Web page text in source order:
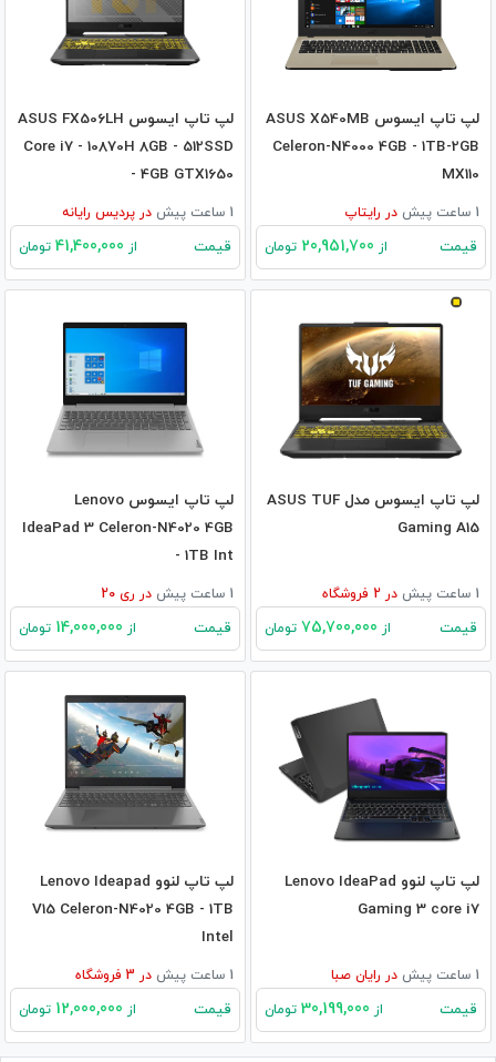
لپ تاپ ایسوس ASUS X540MB
Celeron-N4000 4GB - 1TB-2GB
MX110
1 ساعت پیش در رایتاپ
قیمت از تومان
لپ تاپ ایسوس ASUS FX506LH
Core i7 - 10870H 8GB - 512SSD
- 4GB GTX1650
1 ساعت پیش در پردیس رایانه
قیمت از تومان
لپ تاپ ایسوس مدل ASUS TUF
Gaming A15
1 ساعت پیش در فروشگاه
قیمت از تومان
لپ تاپ ایسوس Lenovo
IdeaPad 3 Celeron-N4020 4GB
- 1TB Int
1 ساعت پیش در ری 20
قیمت از تومان
لپ تاپ لنوو Lenovo IdeaPad
Gaming 3 core i7
1 ساعت پیش در رایان صبا
قیمت از تومان
لپ تاپ لنوو Lenovo Ideapad
V15 Celeron-N4020 4GB - 1TB
Intel
1 ساعت پیش در فروشگاه
قیمت از تومان